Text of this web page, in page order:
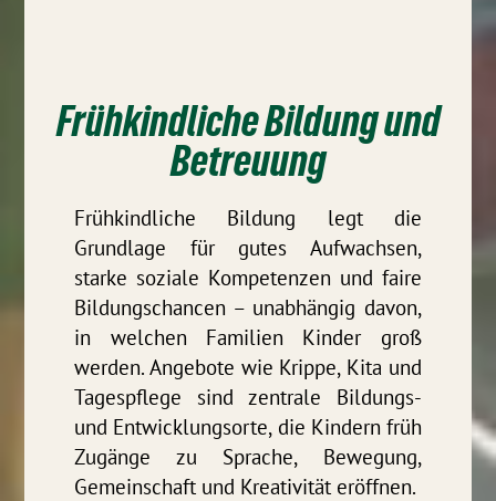
Frühkindliche Bildung und
Betreuung
Frühkindliche Bildung legt die
Grundlage für gutes Aufwachsen,
starke soziale Kompetenzen und faire
Bildungschancen – unabhängig davon,
in welchen Familien Kinder groß
werden. Angebote wie Krippe, Kita und
Tagespflege sind zentrale Bildungs-
und Entwicklungsorte, die Kindern früh
Zugänge zu Sprache, Bewegung,
Gemeinschaft und Kreativität eröffnen.